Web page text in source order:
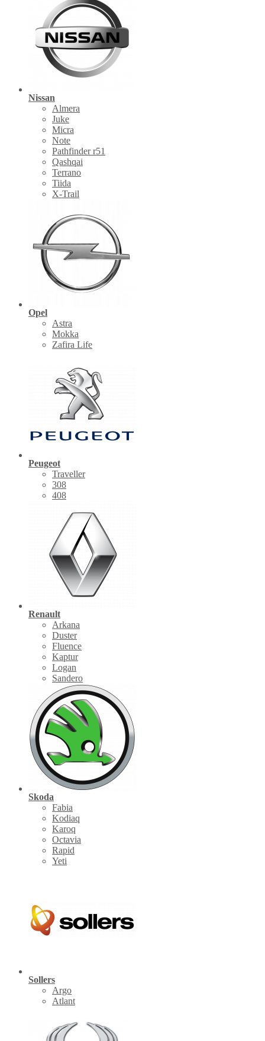
Nissan
Almera
Juke
Micra
Note
Pathfinder r51
Qashqai
Terrano
Tiida
X-Trail
Opel
Astra
Mokka
Zafira Life
Peugeot
Traveller
308
408
Renault
Arkana
Duster
Fluence
Kaptur
Logan
Sandero
Skoda
Fabia
Kodiaq
Karoq
Octavia
Rapid
Yeti
Sollers
Argo
Atlant